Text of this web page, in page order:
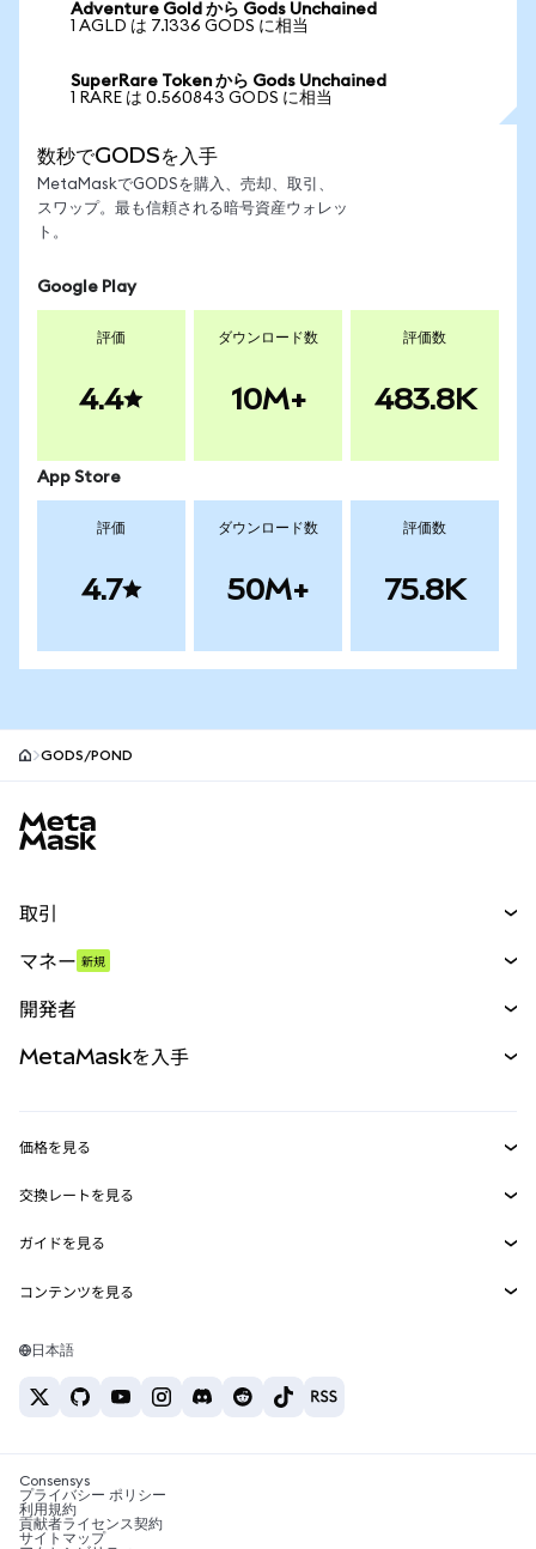
Adventure Gold から Gods Unchained
1 AGLD は 7.1336 GODS に相当
SuperRare Token から Gods Unchained
1 RARE は 0.560843 GODS に相当
数秒でGODSを入手
MetaMaskでGODSを購入、売却、取引、
スワップ。最も信頼される暗号資産ウォレッ
ト。
Google Play
評価
4.4
ダウンロード数
10M+
評価数
483.8K
App Store
評価
4.7
ダウンロード数
50M+
評価数
75.8K
GODS/POND
取引
パーペチュアル
RWA
マネー 新規
開発者
MetaMask Connect
Snaps
Web3サービス
MetaMaskを入手
セキュリティ
サポート
キャリア
お問い合わせ
価格を見る
イーサリアムの価格
Solanaの価格
Tetherの価格
交換レートを見る
ETH→USD
USDT→INR
BTC→INR
ETH→USDT
ガイドを見る
ETHの購入
USDTの購入
SHIBの購入
BNBの購入
コンテンツを見る
Solanaウォレット
税制関連ニュース
暗号資産の購入方法は？
日本語
Consensys
プライバシー ポリシー
利用規約
貢献者ライセンス契約
サイトマップ